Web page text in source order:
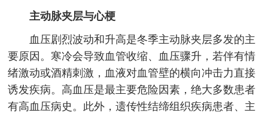
主动脉夹层与心梗
血压剧烈波动和升高是冬季主动脉夹层多发的主
要原因。寒冷会导致血管收缩、血压骤升，若伴有情
绪激动或酒精刺激，血液对血管壁的横向冲击力直接
诱发疾病。高血压是最主要危险因素，绝大多数患者
有高血压病史。此外，遗传性结缔组织疾病患者、主